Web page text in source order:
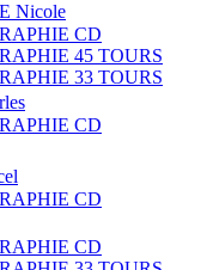
Nicole
CD
45 TOURS
33 TOURS
CD
CD
CD